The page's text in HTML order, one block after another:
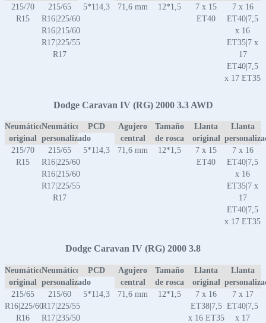
215/70
R15
215/65
R16|225/60
R16|215/60
R17|225/55
R17
5*114,3 71,6 mm 12*1,5
7 x 15
ET40
7 x 16
ET40|7,5
x 16
ET35|7 x
17
ET40|7,5
x 17 ET35
Dodge Caravan IV (RG) 2000 3.3 AWD
Neumático
original
Neumático
personalizado
PCD
Agujero
central
Tamaño
de rosca
Llanta
original
Llanta
215/70
R15
215/65
R16|225/60
R16|215/60
R17|225/55
R17
5*114,3 71,6 mm 12*1,5
7 x 15
ET40
7 x 16
ET40|7,5
x 16
ET35|7 x
17
ET40|7,5
x 17 ET35
Dodge Caravan IV (RG) 2000 3.8
Neumático
original
Neumático
personalizado
PCD
Agujero
central
Tamaño
de rosca
Llanta
original
Llanta
215/65
R16|225/60
R16
215/60
R17|225/55
R17|235/50
5*114,3 71,6 mm 12*1,5
7 x 16
ET38|7,5
x 16 ET35
7 x 17
ET40|7,5
x 17